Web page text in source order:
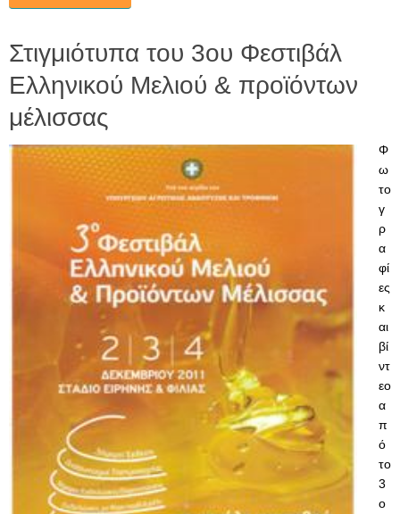
Στιγμιότυπα του 3ου Φεστιβάλ
Ελληνικού Μελιού & προϊόντων
μέλισσας
Φ
ω
το
γ
ρ
α
φί
ες
κ
αι
βί
ντ
εο
α
π
ό
το
3
ο